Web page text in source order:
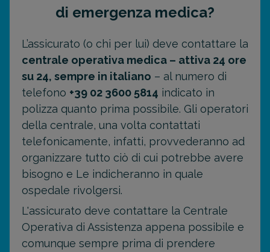
di emergenza medica?
L’assicurato (o chi per lui) deve contattare la
centrale operativa medica – attiva 24 ore
su 24, sempre in italiano – al numero di
telefono +39 02 3600 5814 indicato in
polizza quanto prima possibile. Gli operatori
della centrale, una volta contattati
telefonicamente, infatti, provvederanno ad
organizzare tutto ciò di cui potrebbe avere
bisogno e Le indicheranno in quale
ospedale rivolgersi.
L'assicurato deve contattare la Centrale
Operativa di Assistenza appena possibile e
comunque sempre prima di prendere